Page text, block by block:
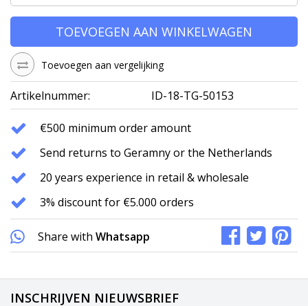
TOEVOEGEN AAN WINKELWAGEN
Toevoegen aan vergelijking
Artikelnummer: ID-18-TG-50153
€500 minimum order amount
Send returns to Geramny or the Netherlands
20 years experience in retail & wholesale
3% discount for €5.000 orders
Share with Whatsapp
INSCHRIJVEN NIEUWSBRIEF